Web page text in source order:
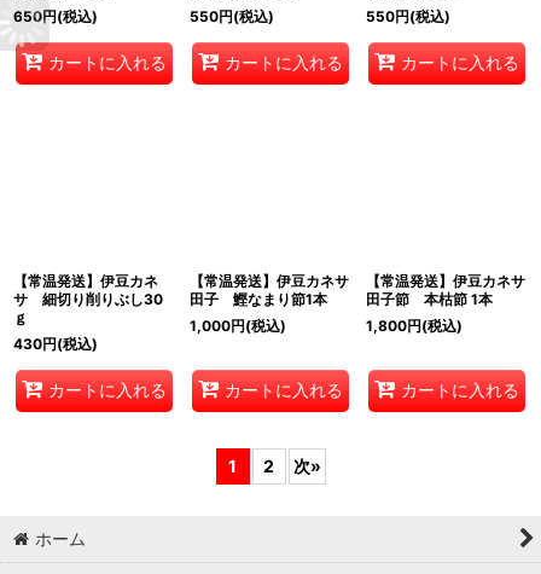
650円(税込)
カートに入れる
550円(税込)
カートに入れる
550円(税込)
カートに入れる
【常温発送】伊豆カネ
サ 細切り削りぶし30
ｇ
430円(税込)
カートに入れる
【常温発送】伊豆カネサ
田子 鰹なまり節1本
1,000円(税込)
カートに入れる
【常温発送】伊豆カネサ
田子節 本枯節 1本
1,800円(税込)
カートに入れる
1 2 次»
ホーム